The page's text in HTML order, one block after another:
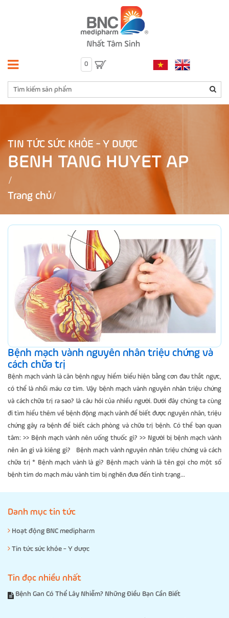
0
TIN TỨC SỨC KHỎE - Y DƯỢC
BENH TANG HUYET AP
Trang chủ
Bệnh mạch vành nguyên nhân triệu chứng và
cách chữa trị
Bệnh mạch vành là căn bệnh nguy hiểm biểu hiện bằng cơn đau thắt ngực,
có thể là nhồi máu cơ tim. Vậy bệnh mạch vành nguyên nhân triệu chứng
và cách chữa trị ra sao? là câu hỏi của nhiều người. Dưới đây chúng ta cùng
đi tìm hiểu thêm về bệnh động mạch vành để biết được nguyên nhân, triệu
chứng gây ra bệnh để biết cách phòng và chữa trị bệnh. Có thể bạn quan
tâm: >> Bệnh mạch vành nên uống thuốc gì? >> Người bị bệnh mạch vành
nên ăn gì và kiêng gì? Bệnh mạch vành nguyên nhân triệu chứng và cách
chữa trị * Bệnh mạch vành là gì? Bệnh mạch vành là tên gọi cho một số
bệnh tim do mạch máu vành tim bị nghẽn đưa đến tình trạng...
Danh mục tin tức
Hoạt động BNC medipharm
Tin tức sức khỏe - Y dược
Tin đọc nhiều nhất
Bệnh Gan Có Thể Lây Nhiễm? Những Điều Bạn Cần Biết